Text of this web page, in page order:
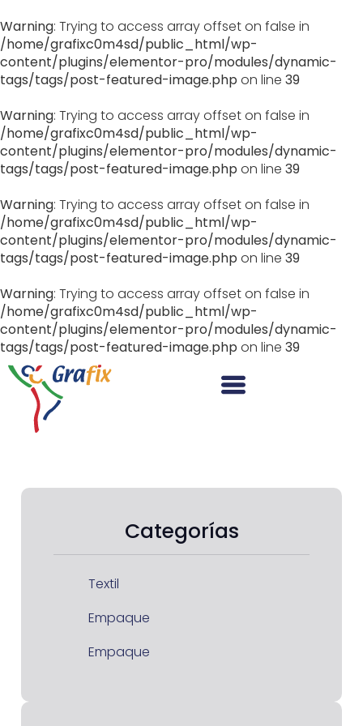
Warning: Trying to access array offset on false in
/home/grafixc0m4sd/public_html/wp-
content/plugins/elementor-pro/modules/dynamic-
tags/tags/post-featured-image.php on line 39
Warning: Trying to access array offset on false in
/home/grafixc0m4sd/public_html/wp-
content/plugins/elementor-pro/modules/dynamic-
tags/tags/post-featured-image.php on line 39
Warning: Trying to access array offset on false in
/home/grafixc0m4sd/public_html/wp-
content/plugins/elementor-pro/modules/dynamic-
tags/tags/post-featured-image.php on line 39
Warning: Trying to access array offset on false in
/home/grafixc0m4sd/public_html/wp-
content/plugins/elementor-pro/modules/dynamic-
tags/tags/post-featured-image.php on line 39
Categorías
Textil
Empaque
Empaque